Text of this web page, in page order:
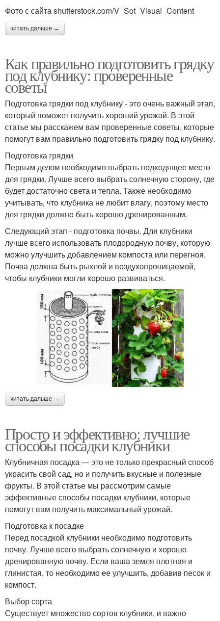
Фото с сайта shutterstock.com/V_Sot_Visual_Content
читать дальше →
Как правильно подготовить грядку
под клубнику: проверенные
советы
Подготовка грядки под клубнику - это очень важный этап,
который поможет получить хороший урожай. В этой
статье мы расскажем вам проверенные советы, которые
помогут вам правильно подготовить грядку под клубнику.
Подготовка грядки
Первым делом необходимо выбрать подходящее место
для грядки. Лучше всего выбрать солнечную сторону, где
будет достаточно света и тепла. Также необходимо
учитывать, что клубника не любит влагу, поэтому место
для грядки должно быть хорошо дренированным.
Следующий этап - подготовка почвы. Для клубники
лучше всего использовать плодородную почву, которую
можно улучшить добавлением компоста или перегноя.
Почва должна быть рыхлой и воздухопроницаемой,
чтобы клубники могли хорошо развиваться.
читать дальше →
Просто и эффективно: лучшие
способы посадки клубники
Клубничная посадка — это не только прекрасный способ
украсить свой сад, но и получить вкусные и полезные
фрукты. В этой статье мы рассмотрим самые
эффективные способы посадки клубники, которые
помогут вам получить максимальный урожай.
Подготовка к посадке
Перед посадкой клубники необходимо подготовить
почву. Лучше всего выбрать солнечную и хорошо
дренированную почву. Если ваша земля плотная и
глинистая, то необходимо ее улучшить, добавив песок и
компост.
Выбор сорта
Существует множество сортов клубники, и важно